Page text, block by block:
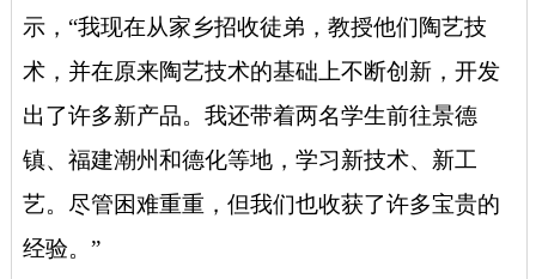
示，“我现在从家乡招收徒弟，教授他们陶艺技
术，并在原来陶艺技术的基础上不断创新，开发
出了许多新产品。我还带着两名学生前往景德
镇、福建潮州和德化等地，学习新技术、新工
艺。尽管困难重重，但我们也收获了许多宝贵的
经验。 ”